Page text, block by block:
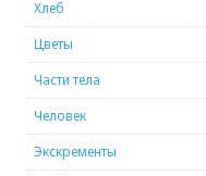
Хлеб
Цветы
Части тела
Человек
Экскременты